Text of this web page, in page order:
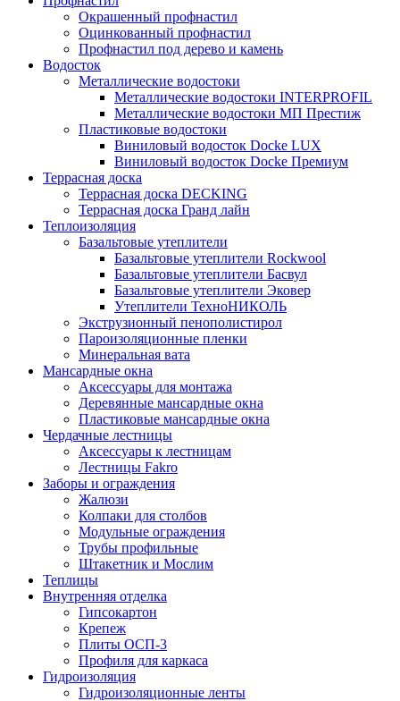
Окрашенный профнастил
Оцинкованный профнастил
Профнастил под дерево и камень
Водосток
Металлические водостоки
Металлические водостоки INTERPROFIL
Металлические водостоки МП Престиж
Пластиковые водостоки
Виниловый водосток Docke LUX
Виниловый водосток Docke Премиум
Террасная доска
Террасная доска DECKING
Террасная доска Гранд лайн
Теплоизоляция
Базальтовые утеплители
Базальтовые утеплители Rockwool
Базальтовые утеплители Басвул
Базальтовые утеплители Эковер
Утеплители ТехноНИКОЛЬ
Экструзионный пенополистирол
Пароизоляционные пленки
Минеральная вата
Мансардные окна
Аксессуары для монтажа
Деревянные мансардные окна
Пластиковые мансардные окна
Чердачные лестницы
Аксессуары к лестницам
Лестницы Fakro
Заборы и ограждения
Жалюзи
Колпаки для столбов
Модульные ограждения
Трубы профильные
Штакетник и Мослим
Теплицы
Внутренняя отделка
Гипсокартон
Крепеж
Плиты ОСП-3
Профиля для каркаса
Гидроизоляция
Гидроизоляционные ленты